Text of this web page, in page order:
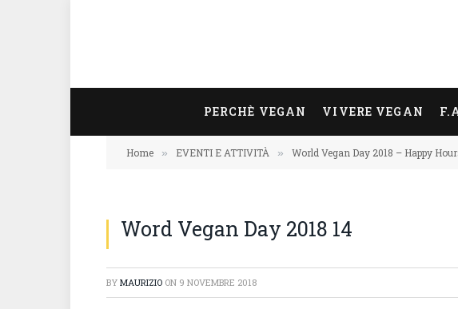
PERCHÈ VEGAN VIVERE VEGAN
Home » EVENTI E ATTIVITÀ » World Vegan Day 2018 – Happy
Word Vegan Day 2018 14
BY MAURIZIO ON 9 NOVEMBRE 2018